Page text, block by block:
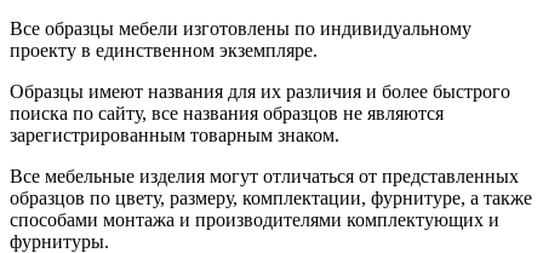
Все образцы мебели изготовлены по индивидуальному
проекту в единственном экземпляре.
Образцы имеют названия для их различия и более быстрого
поиска по сайту, все названия образцов не являются
зарегистрированным товарным знаком.
Все мебельные изделия могут отличаться от представленных
образцов по цвету, размеру, комплектации, фурнитуре, а также
способами монтажа и производителями комплектующих и
фурнитуры.